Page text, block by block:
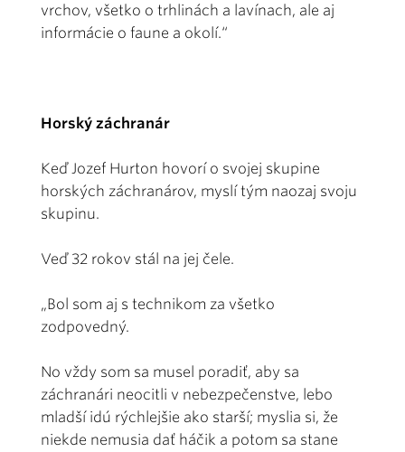
vrchov, všetko o trhlinách a lavínach, ale aj
informácie o faune a okolí.“
Horský záchranár
Keď Jozef Hurton hovorí o svojej skupine
horských záchranárov, myslí tým naozaj svoju
skupinu.
Veď 32 rokov stál na jej čele.
„Bol som aj s technikom za všetko
zodpovedný.
No vždy som sa musel poradiť, aby sa
záchranári neocitli v nebezpečenstve, lebo
mladší idú rýchlejšie ako starší; myslia si, že
niekde nemusia dať háčik a potom sa stane